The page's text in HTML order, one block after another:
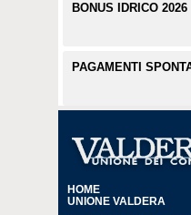
BONUS IDRICO 2026
PAGAMENTI
HOME
UNIONE VALDERA